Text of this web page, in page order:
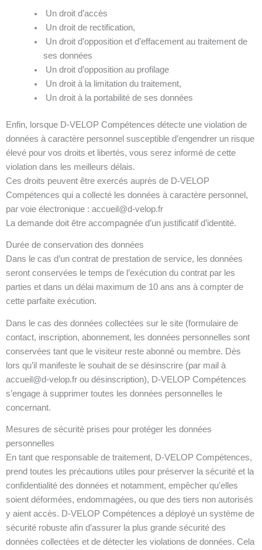
Un droit d’accès
Un droit de rectification,
Un droit d’opposition et d’effacement au traitement de
ses données
Un droit d’opposition au profilage
Un droit à la limitation du traitement,
Un droit à la portabilité de ses données
Enfin, lorsque D-VELOP Compétences détecte une violation de
données à caractère personnel susceptible d’engendrer un risque
élevé pour vos droits et libertés, vous serez informé de cette
violation dans les meilleurs délais.
Ces droits peuvent être exercés auprès de D-VELOP
Compétences qui a collecté les données à caractère personnel,
par voie électronique : accueil@d-velop.fr
La demande doit être accompagnée d’un justificatif d’identité.
Durée de conservation des données
Dans le cas d’un contrat de prestation de service, les données
seront conservées le temps de l’exécution du contrat par les
parties et dans un délai maximum de 10 ans ans à compter de
cette parfaite exécution.
Dans le cas des données collectées sur le site (formulaire de
contact, inscription, abonnement, les données personnelles sont
conservées tant que le visiteur reste abonné ou membre. Dès
lors qu’il manifeste le souhait de se désinscrire (par mail à
accueil@d-velop.fr ou désinscription), D-VELOP Compétences
s’engage à supprimer toutes les données personnelles le
concernant.
Mesures de sécurité prises pour protéger les données
personnelles
En tant que responsable de traitement, D-VELOP Compétences,
prend toutes les précautions utiles pour préserver la sécurité et la
confidentialité des données et notamment, empêcher qu’elles
soient déformées, endommagées, ou que des tiers non autorisés
y aient accès. D-VELOP Compétences a déployé un système de
sécurité robuste afin d’assurer la plus grande sécurité des
données collectées et de détecter les violations de données. Cela